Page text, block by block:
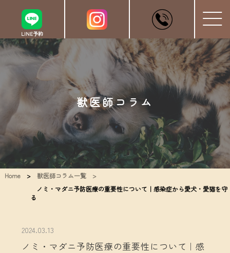
LINE予約
獣医師コラム
Home> 獣医師コラム一覧 >
ノミ・マダニ予防医療の重要性について｜感染症から愛犬・愛猫を守
る
2024.03.13
ノミ・マダニ予防医療の重要性について｜感